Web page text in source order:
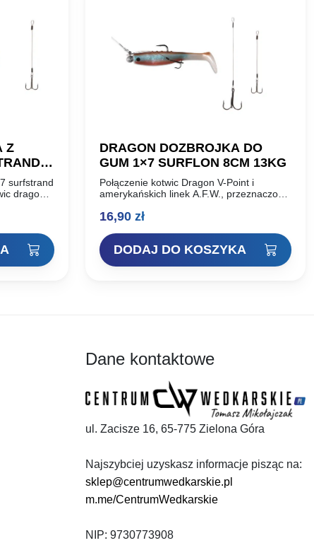
Z
surfstrand
dragon
i
DRAGON DOZBROJKA DO
GUM 1×7 SURFLON 8CM 13KG
Połączenie kotwic Dragon V-Point i
amerykańskich linek A.F.W., przeznaczone
celu poprawienia skuteczności zacięć.
Kotwica…
16,90 zł
DODAJ DO KOSZYKA
Dane kontaktowe
ul. Zacisze 16, 65-775 Zielona Góra
Najszybciej uzyskasz informacje pisząc na:
sklep@centrumwedkarskie.pl
m.me/CentrumWedkarskie
NIP: 9730773908